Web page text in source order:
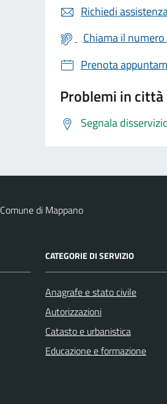
Richiedi
Chiama il
Prenota
Problemi in città
Segnala
Comune di Mappano
CATEGORIE DI SERVIZIO
Anagrafe e stato civile
Autorizzazioni
Catasto e urbanistica
Educazione e formazione